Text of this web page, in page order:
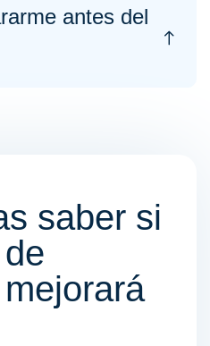
antes del
saber si